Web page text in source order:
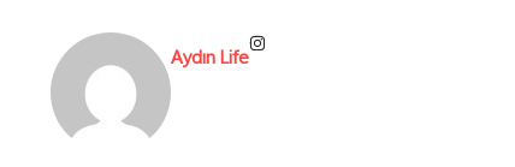
Aydın Life